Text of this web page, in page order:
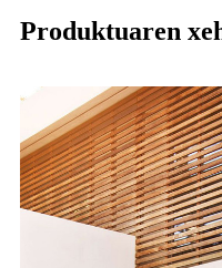
Produktuaren